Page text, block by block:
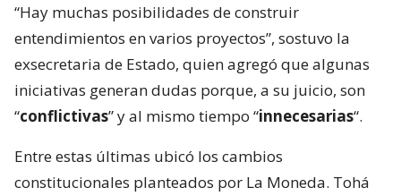
“Hay muchas posibilidades de construir
entendimientos en varios proyectos”, sostuvo la
exsecretaria de Estado, quien agregó que algunas
iniciativas generan dudas porque, a su juicio, son
“conflictivas” y al mismo tiempo “innecesarias“.
Entre estas últimas ubicó los cambios
constitucionales planteados por La Moneda. Tohá